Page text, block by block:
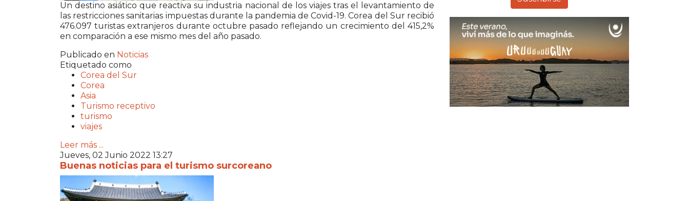
Un destino asiático que reactiva su industria nacional de los viajes tras el levantamiento de
las restricciones sanitarias impuestas durante la pandemia de Covid-19. Corea del Sur recibió
476.097 turistas extranjeros durante octubre pasado reflejando un crecimiento del 415,2%
en comparación a ese mismo mes del año pasado.
Publicado en Noticias
Etiquetado como
Corea del Sur
Corea
Asia
Turismo receptivo
turismo
viajes
Leer más ...
Jueves, 02 Junio 2022 13:27
Buenas noticias para el turismo surcoreano